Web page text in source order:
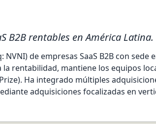
B2B rentables en América Latina.
de empresas SaaS B2B con sede
rentabilidad, mantiene los equipos
Ha integrado múltiples
adquisiciones focalizadas en